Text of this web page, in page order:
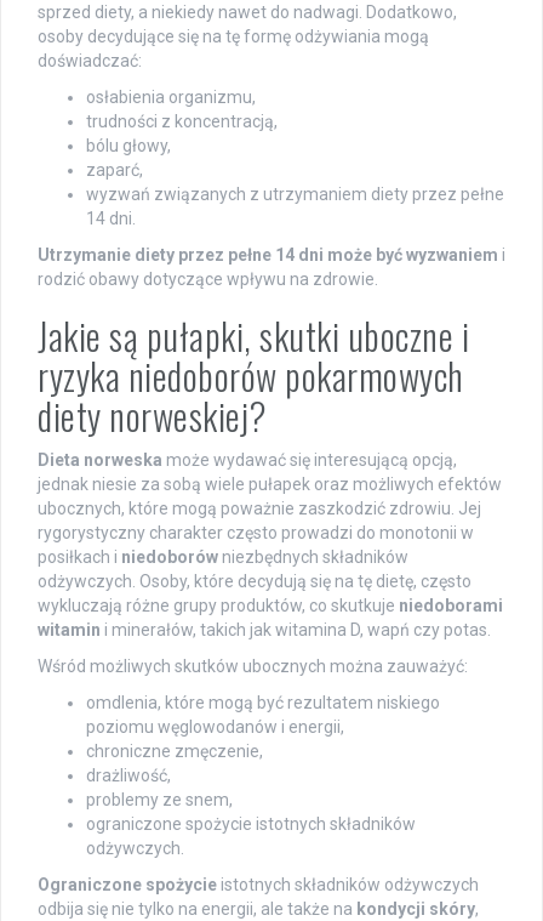
sprzed diety, a niekiedy nawet do nadwagi. Dodatkowo,
osoby decydujące się na tę formę odżywiania mogą
doświadczać:
osłabienia organizmu,
trudności z koncentracją,
bólu głowy,
zaparć,
wyzwań związanych z utrzymaniem diety przez pełne
14 dni.
Utrzymanie diety przez pełne 14 dni może być wyzwaniem i
rodzić obawy dotyczące wpływu na zdrowie.
Jakie są pułapki, skutki uboczne i
ryzyka niedoborów pokarmowych
diety norweskiej?
Dieta norweska może wydawać się interesującą opcją,
jednak niesie za sobą wiele pułapek oraz możliwych efektów
ubocznych, które mogą poważnie zaszkodzić zdrowiu. Jej
rygorystyczny charakter często prowadzi do monotonii w
posiłkach i niedoborów niezbędnych składników
odżywczych. Osoby, które decydują się na tę dietę, często
wykluczają różne grupy produktów, co skutkuje niedoborami
witamin i minerałów, takich jak witamina D, wapń czy potas.
Wśród możliwych skutków ubocznych można zauważyć:
omdlenia, które mogą być rezultatem niskiego
poziomu węglowodanów i energii,
chroniczne zmęczenie,
drażliwość,
problemy ze snem,
ograniczone spożycie istotnych składników
odżywczych.
Ograniczone spożycie istotnych składników odżywczych
odbija się nie tylko na energii, ale także na kondycji skóry,